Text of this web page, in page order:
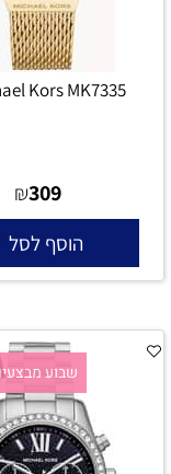
Kors MK7335
₪309
הוסף לסל
שבוע